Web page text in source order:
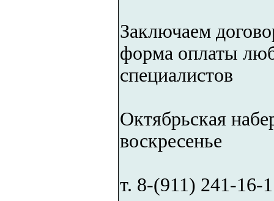
Заключаем
форма оплаты
специалистов
Октябрьская
воскресенье
т. 8-(911) 241-16-